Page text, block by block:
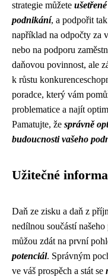
strategie můžete
podnikání, a podpořit
například na odpočty za
nebo na podporu
daňovou povinnost, ale
k růstu
poradce, který vám
problematice a najít
Pamatujte, že správně
budoucnosti vašeho
Užitečné
Daň ze zisku a daň z
nedílnou součástí
můžou zdát na první
potenciál. Správným
ve váš prospěch a stát se